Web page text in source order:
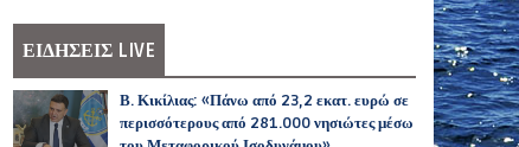
ΕΙΔΗΣΕΙΣ LIVE
Β. Κικίλιας: «Πάνω από 23,2 εκατ. ευρώ σε
περισσότερους από 281.000 νησιώτες μέσω